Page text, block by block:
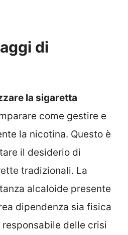
di
la sigaretta
come gestire e
la nicotina. Questo è
il desiderio di
tradizionali. La
alcaloide presente
dipendenza sia fisica
delle crisi